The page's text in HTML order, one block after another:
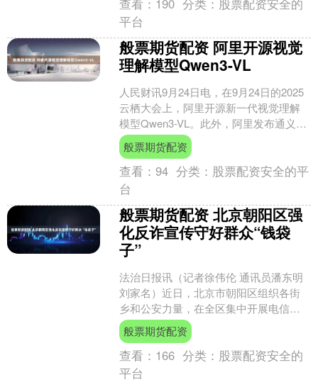
平台
般票期货配资 阿里开源视觉
理解模型Qwen3-VL
人民财讯9月24日电，在9月24日的2025
云栖大会上，阿里开源新一代视觉理解
模型Qwen3-VL。此外，阿里发布通义全
模态预训练大模型Qwen3-Omni系列....
般票期货配资
查看：94 分类： 股票配资安全的平
台
般票期货配资 北京朝阳区强
化反诈宣传守好群众“钱袋
子”
法治日报讯（记者徐伟伦 通讯员潘东明
刘家名）近日，北京市朝阳区组织各街
乡和公安力量，在全区集中开展电信网
络诈骗宣传防范活动，切实守好人民群
众的“钱袋子”。记者....
般票期货配资
查看： 166 分类： 股票配资安全的
平台